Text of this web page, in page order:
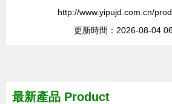
http://www.yipujd.com.cn/
更新時間：2026-08-04
最新產品 Product